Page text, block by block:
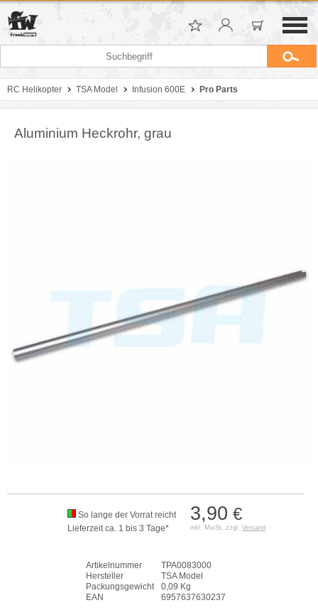
RC Helikopter TSA Model Infusion 600E Pro Parts
Aluminium Heckrohr, grau
3,90 €
inkl. MwSt. zzgl. Versand
So lange der Vorrat reicht
Lieferzeit ca. 1 bis 3 Tage*
Artikelnummer
TPA0083000
Hersteller
TSA Model
Packungsgewicht
0,09 Kg
EAN
6957637630237